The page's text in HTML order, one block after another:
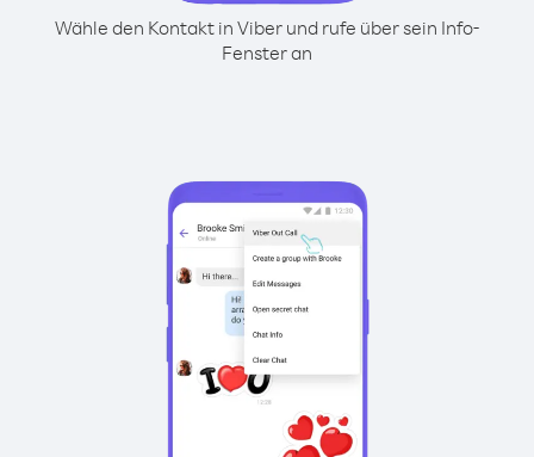
Wähle den Kontakt in Viber und rufe über sein Info-
Fenster an